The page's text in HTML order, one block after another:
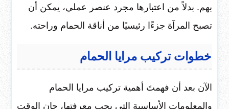
بهم. بدلاً من اعتبارها مجرد عنصر عملي، يمكن أن
تصبح المرآة جزءًا رئيسيًا من أناقة الحمام وراحته.
خطوات تركيب مرايا الحمام
الآن بعد أن فهمتَ أهمية تركيب مرايا الحمام
والمعلومات الأساسية التي يجب معرفتها، حان الوقت